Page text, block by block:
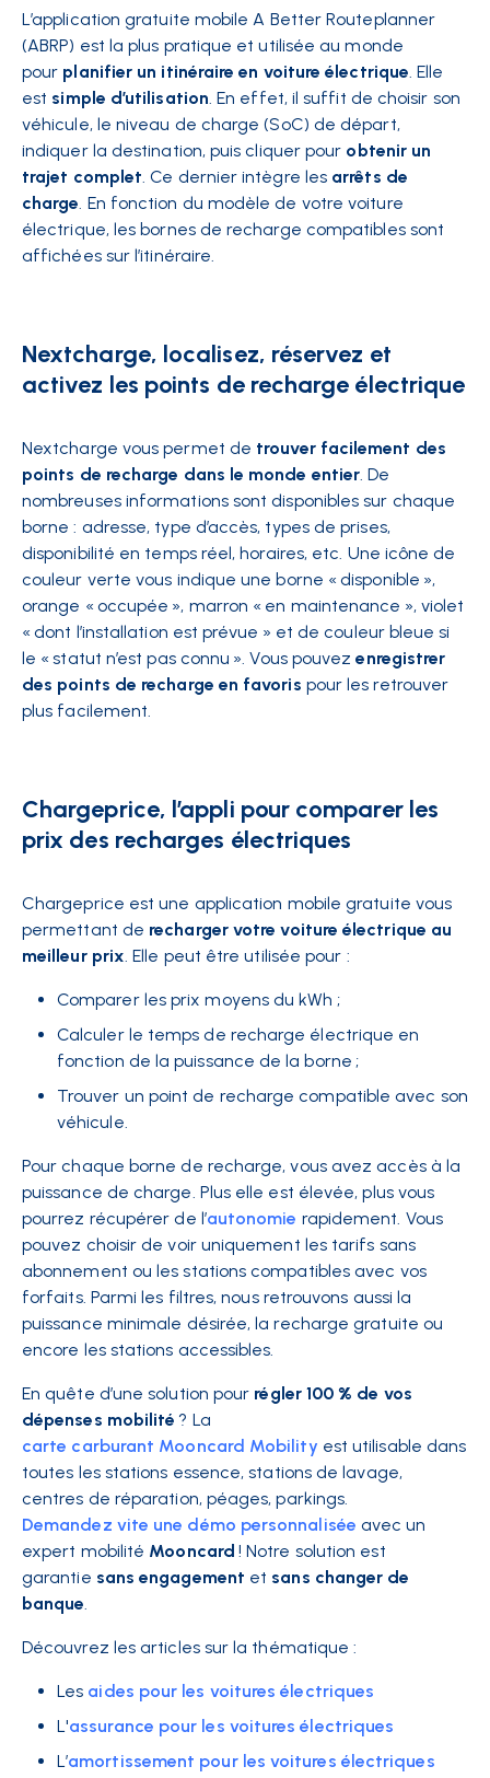
L’application gratuite mobile A Better Routeplanner
(ABRP) est la plus pratique et utilisée au monde
pour planifier un itinéraire en voiture électrique. Elle
est simple d’utilisation. En effet, il suffit de choisir son
véhicule, le niveau de charge (SoC) de départ,
indiquer la destination, puis cliquer pour obtenir un
trajet complet. Ce dernier intègre les arrêts de
charge. En fonction du modèle de votre voiture
électrique, les bornes de recharge compatibles sont
affichées sur l’itinéraire.
Nextcharge, localisez, réservez et
activez les points de recharge électrique
Nextcharge vous permet de trouver facilement des
points de recharge dans le monde entier. De
nombreuses informations sont disponibles sur chaque
borne : adresse, type d’accès, types de prises,
disponibilité en temps réel, horaires, etc. Une icône de
couleur verte vous indique une borne « disponible »,
orange « occupée », marron « en maintenance », violet
« dont l’installation est prévue » et de couleur bleue si
le « statut n’est pas connu ». Vous pouvez enregistrer
des points de recharge en favoris pour les retrouver
plus facilement.
Chargeprice, l’appli pour comparer les
prix des recharges électriques
Chargeprice est une application mobile gratuite vous
permettant de recharger votre voiture électrique au
meilleur prix. Elle peut être utilisée pour :
Comparer les prix moyens du kWh ;
Calculer le temps de recharge électrique en
fonction de la puissance de la borne ;
Trouver un point de recharge compatible avec son
véhicule.
Pour chaque borne de recharge, vous avez accès à la
puissance de charge. Plus elle est élevée, plus vous
pourrez récupérer de l’autonomie rapidement. Vous
pouvez choisir de voir uniquement les tarifs sans
abonnement ou les stations compatibles avec vos
forfaits. Parmi les filtres, nous retrouvons aussi la
puissance minimale désirée, la recharge gratuite ou
encore les stations accessibles.
En quête d’une solution pour régler 100 % de vos
dépenses mobilité ? La
carte carburant Mooncard Mobility est utilisable dans
toutes les stations essence, stations de lavage,
centres de réparation, péages, parkings.
Demandez vite une démo personnalisée avec un
expert mobilité Mooncard ! Notre solution est
garantie sans engagement et sans changer de
banque.
Découvrez les articles sur la thématique :
Les aides pour les voitures électriques
L'assurance pour les voitures électriques
L’amortissement pour les voitures électriques